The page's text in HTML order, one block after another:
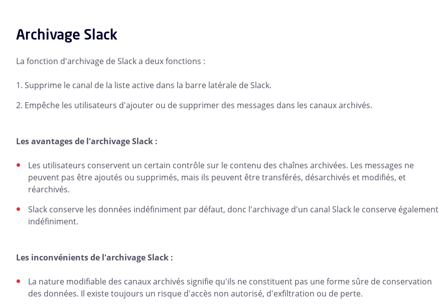
Archivage Slack
La fonction d'archivage de Slack a deux fonctions :
Supprime le canal de la liste active dans la barre latérale de Slack.
Empêche les utilisateurs d'ajouter ou de supprimer des messages dans les canaux archivés.
Les avantages de l'archivage Slack :
Les utilisateurs conservent un certain contrôle sur le contenu des chaînes archivées. Les messages ne
peuvent pas être ajoutés ou supprimés, mais ils peuvent être transférés, désarchivés et modifiés, et
réarchivés.
Slack conserve les données indéfiniment par défaut, donc l'archivage d'un canal Slack le conserve également
indéfiniment.
Les inconvénients de l'archivage Slack :
La nature modifiable des canaux archivés signifie qu'ils ne constituent pas une forme sûre de conservation
des données. Il existe toujours un risque d'accès non autorisé, d'exfiltration ou de perte.